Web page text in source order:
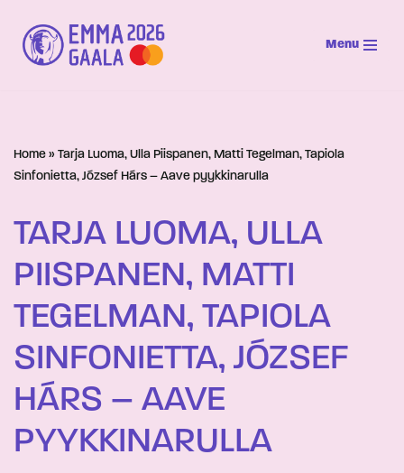
Siirry
suoraan
Menu
Home » Tarja Luoma, Ulla Piispanen, Matti Tegelman, Tapiola
Sinfonietta, József Hárs – Aave pyykkinarulla
TARJA LUOMA, ULLA
PIISPANEN, MATTI
TEGELMAN, TAPIOLA
SINFONIETTA, JÓZSEF
HÁRS – AAVE
PYYKKINARULLA